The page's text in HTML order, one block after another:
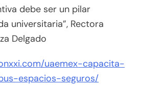
debe ser un pilar
universitaria”, Rectora
Delgado
uaemex-capacita-
espacios-seguros/